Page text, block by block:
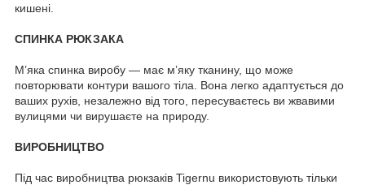
кишені.
СПИНКА РЮКЗАКА
М’яка спинка виробу — має м’яку тканину, що може
повторювати контури вашого тіла. Вона легко адаптується до
ваших рухів, незалежно від того, пересуваєтесь ви жвавими
вулицями чи вирушаєте на природу.
ВИРОБНИЦТВО
Під час виробництва рюкзаків Tigernu використовують тільки